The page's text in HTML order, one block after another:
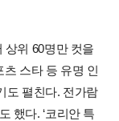
상위 60명만 컷을
스타 등 유명 인
도 펼친다. 전가람
했다. ‘코리안 특